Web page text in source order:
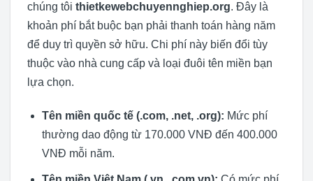
chúng tôi thietkewebchuyennghiep.org. Đây là
khoản phí bắt buộc bạn phải thanh toán hàng năm
để duy trì quyền sở hữu. Chi phí này biến đổi tùy
thuộc vào nhà cung cấp và loại đuôi tên miền bạn
lựa chọn.
Tên miền quốc tế (.com, .net, .org): Mức phí
thường dao động từ 170.000 VNĐ đến 400.000
VNĐ mỗi năm.